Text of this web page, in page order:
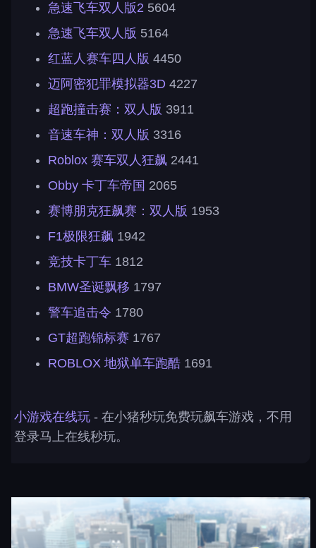
急速飞车双人版2 5604
急速飞车双人版 5164
红蓝人赛车四人版 4450
迈阿密犯罪模拟器3D 4227
超跑撞击赛：双人版 3911
音速车神：双人版 3316
Roblox 赛车双人狂飙 2441
Obby 卡丁车帝国 2065
赛博朋克狂飙赛：双人版 1953
F1极限狂飙 1942
竞技卡丁车 1812
BMW圣诞飘移 1797
警车追击令 1780
GT超跑锦标赛 1767
ROBLOX 地狱单车跑酷 1691
小游戏在线玩 - 在小猪秒玩免费玩飙车游戏，不用
登录马上在线秒玩。